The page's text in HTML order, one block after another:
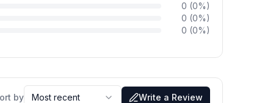
0 (0%)
0 (0%)
0 (0%)
by Most recent Write a Review